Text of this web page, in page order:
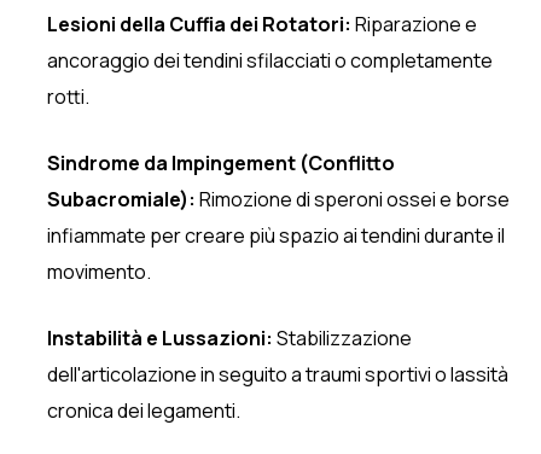
Lesioni della Cuffia dei Rotatori: Riparazione e
ancoraggio dei tendini sfilacciati o completamente
rotti.
Sindrome da Impingement (Conflitto
Subacromiale): Rimozione di speroni ossei e borse
infiammate per creare più spazio ai tendini durante il
movimento.
Instabilità e Lussazioni: Stabilizzazione
dell'articolazione in seguito a traumi sportivi o lassità
cronica dei legamenti.